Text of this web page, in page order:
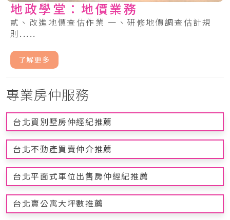
地政學堂：地價業務
貳、改進地價查估作業 一、研修地價調查估計規
則.....
了解更多
專業房仲服務
台北買別墅房仲經紀推薦
台北不動產買賣仲介推薦
台北平面式車位出售房仲經紀推薦
台北賣公寓大坪數推薦